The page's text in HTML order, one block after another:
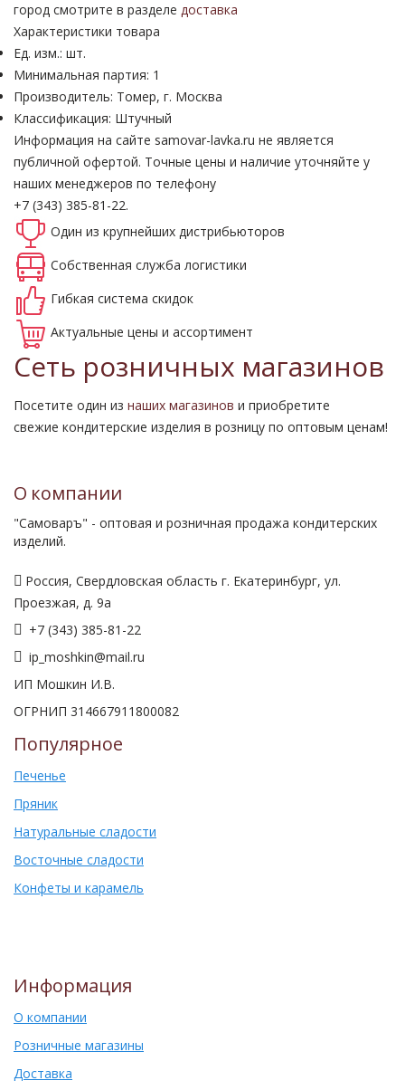
город смотрите в разделе доставка
Характеристики товара
Ед. изм.: шт.
Минимальная партия: 1
Производитель: Томер, г. Москва
Классификация: Штучный
Информация на сайте samovar-lavka.ru не является
публичной офертой. Точные цены и наличие уточняйте у
наших менеджеров по телефону
+7 (343) 385-81-22.
Один из крупнейших дистрибьюторов
Собственная служба логистики
Гибкая система скидок
Актуальные цены и ассортимент
Сеть розничных магазинов
Посетите один из наших магазинов и приобретите
свежие кондитерские изделия в розницу по оптовым ценам!
О компании
"Самоваръ" - оптовая и розничная продажа кондитерских
изделий.
Россия, Свердловская область г. Екатеринбург, ул.
Проезжая, д. 9а
+7 (343) 385-81-22
ip_moshkin@mail.ru
ИП Мошкин И.В.
ОГРНИП 314667911800082
Популярное
Печенье
Пряник
Натуральные сладости
Восточные сладости
Конфеты и карамель
Информация
О компании
Розничные магазины
Доставка